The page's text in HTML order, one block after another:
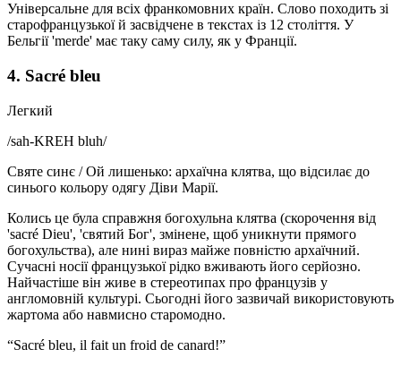
Універсальне для всіх франкомовних країн. Слово походить зі
старофранцузької й засвідчене в текстах із 12 століття. У
Бельгії 'merde' має таку саму силу, як у Франції.
4. Sacré bleu
Легкий
/sah-KREH bluh/
Святе синє / Ой лишенько: архаїчна клятва, що відсилає до
синього кольору одягу Діви Марії.
Колись це була справжня богохульна клятва (скорочення від
'sacré Dieu', 'святий Бог', змінене, щоб уникнути прямого
богохульства), але нині вираз майже повністю архаїчний.
Сучасні носії французької рідко вживають його серйозно.
Найчастіше він живе в стереотипах про французів у
англомовній культурі. Сьогодні його зазвичай використовують
жартома або навмисно старомодно.
“Sacré bleu, il fait un froid de canard!”